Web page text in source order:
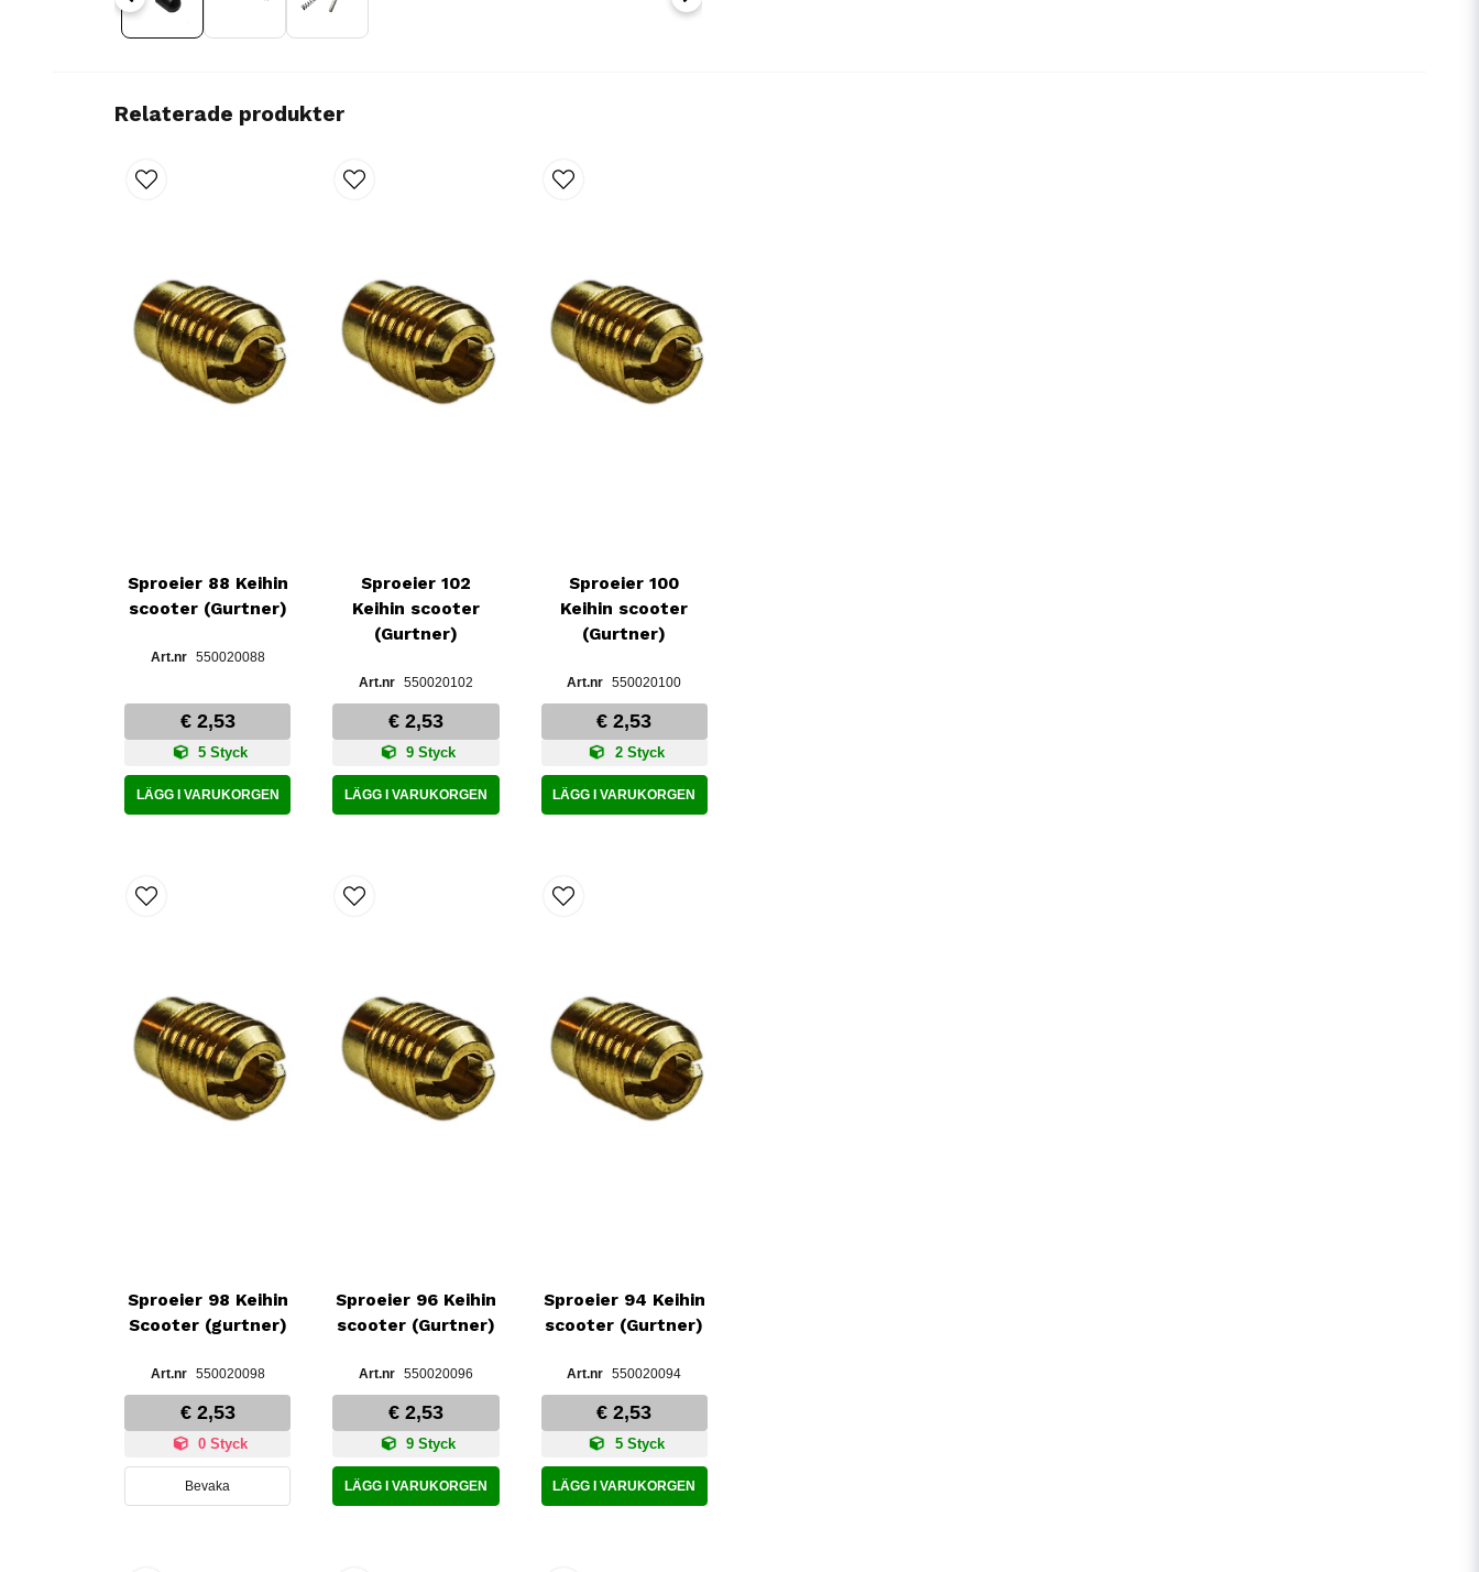
Relaterade produkter
Sproeier 88 Keihin
scooter (Gurtner)
550020088
€ 2,53
5 Styck
LÄGG I VARUKORGEN
Sproeier 102
Keihin scooter
(Gurtner)
550020102
€ 2,53
9 Styck
LÄGG I VARUKORGEN
Sproeier 100
Keihin scooter
(Gurtner)
550020100
€ 2,53
2 Styck
LÄGG I VARUKORGEN
Sproeier 98 Keihin
Scooter (gurtner)
550020098
€ 2,53
0 Styck
Bevaka
Sproeier 96 Keihin
scooter (Gurtner)
550020096
€ 2,53
9 Styck
LÄGG I VARUKORGEN
Sproeier 94 Keihin
scooter (Gurtner)
550020094
€ 2,53
5 Styck
LÄGG I VARUKORGEN